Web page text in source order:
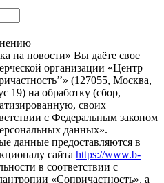
на новости» Вы даёте свое
организации «Центр
(127055, Москва,
19) на обработку (сбор,
своих
с Федеральным законом
данных».
данные предоставляются в
сайта https://www.b-
в соответствии с
«Сопричастность», а